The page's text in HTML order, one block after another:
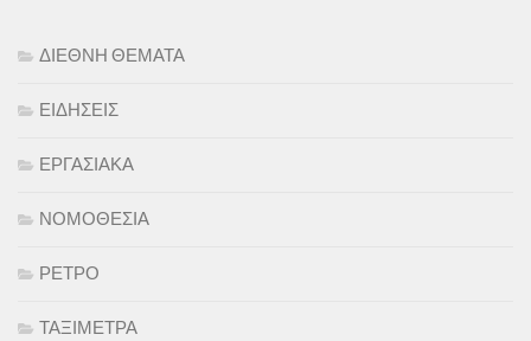
ΔΙΕΘΝΗ ΘΕΜΑΤΑ
ΕΙΔΗΣΕΙΣ
ΕΡΓΑΣΙΑΚΑ
ΝΟΜΟΘΕΣΙΑ
ΡΕΤΡΟ
ΤΑΞΙΜΕΤΡΑ